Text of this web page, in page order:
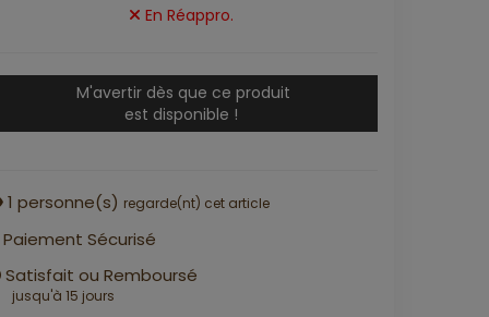
En Réappro.
M'avertir dès que ce produit
est disponible !
1 personne(s) regarde(nt) cet article
Paiement Sécurisé
Satisfait ou Remboursé
jusqu'à 15 jours